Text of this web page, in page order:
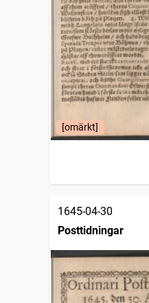
[omärkt]
1645-04-30
Posttidningar